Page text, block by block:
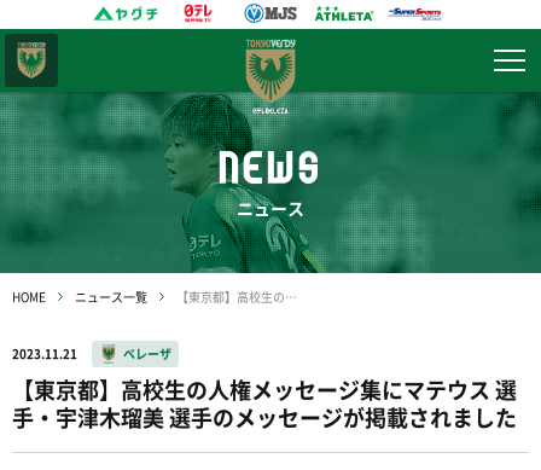
NEWS
ニュース
HOME ニュース一覧 【東京都】高校生の人権メッセージ集にマテウス 選手・宇津木瑠美 選手のメッセージが掲載されました
2023.11.21 ベレーザ
【東京都】高校生の人権メッセージ集にマテウス 選
手・宇津木瑠美 選手のメッセージが掲載されました